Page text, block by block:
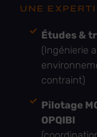
UNE
Études &
(Ingénierie
contraint)
Pilotage
OPQIBI